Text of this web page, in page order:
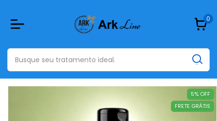
0
5% OFF
FRETE GRÁTIS